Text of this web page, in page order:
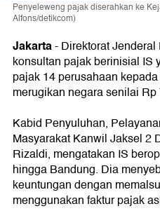
Penyeleweng pajak diserahkan ke
Alfons/detikcom)
Jakarta- Direktorat
konsultan pajak berinisial IS
pajak 14 perusahaan
merugikan negara senilai Rp
Kabid Penyuluhan,
Masyarakat Kanwil Jaksel 2
Rizaldi, mengatakan IS
hingga Bandung. Dia
keuntungan dengan
menggunakan faktur pajak